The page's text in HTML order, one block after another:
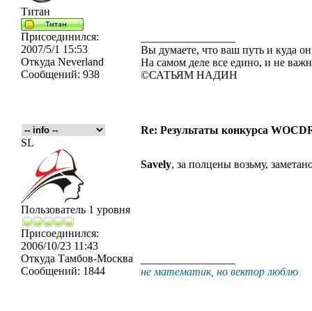
Титан
Присоединился:
2007/5/1 15:53
Откуда Neverland
Сообщений: 938
Вы думаете, что ваш путь и куда
На самом деле все едино, и не
©САТЬЯМ НАДИН
Re: Результаты конкурса
SL
Пользователь 1 уровня
Присоединился:
2006/10/23 11:43
Откуда Тамбов-Москва
Сообщений: 1844
Savely, за полцены возьму,
не математик, но вектор люблю